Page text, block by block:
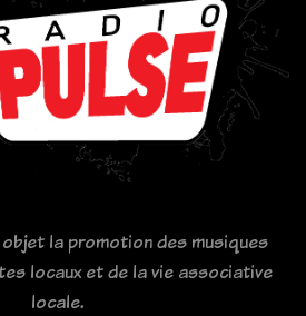
la promotion des musiques
locaux et de la vie associative
locale.